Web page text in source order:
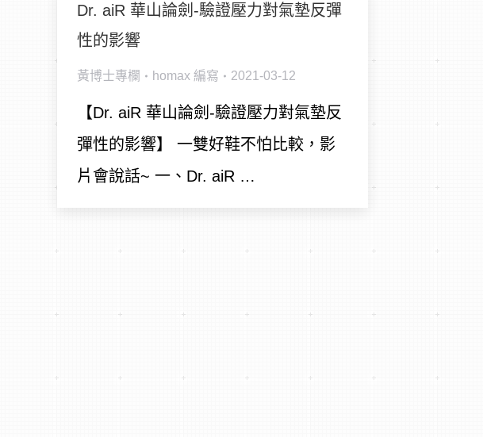
Dr. aiR 華山論劍-驗證壓力對氣墊反彈
性的影響
黃博士專欄 homax 編寫 2021-03-12
【Dr. aiR 華山論劍-驗證壓力對氣墊反
彈性的影響】 一雙好鞋不怕比較，影
片會說話~ 一、Dr. aiR …